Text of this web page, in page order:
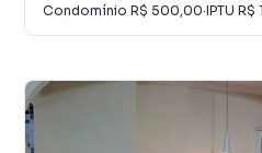
Condomínio R$ 500,00·IPTU R$